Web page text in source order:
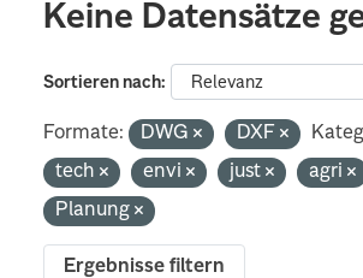
Keine Datensätze
Sortieren nach
Formate: DWG DXF
tech
envi just agri
Planung
Ergebnisse filtern